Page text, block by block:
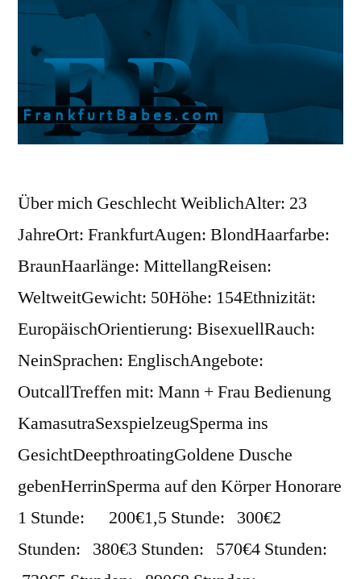
Über mich Geschlecht WeiblichAlter: 23
JahreOrt: FrankfurtAugen: BlondHaarfarbe:
BraunHaarlänge: MittellangReisen:
WeltweitGewicht: 50Höhe: 154Ethnizität:
EuropäischOrientierung: BisexuellRauch:
NeinSprachen: EnglischAngebote:
OutcallTreffen mit: Mann + Frau Bedienung
KamasutraSexspielzeugSperma ins
GesichtDeepthroatingGoldene Dusche
gebenHerrinSperma auf den Körper Honorare
1 Stunde: 200€1,5 Stunde: 300€2
Stunden: 380€3 Stunden: 570€4 Stunden: